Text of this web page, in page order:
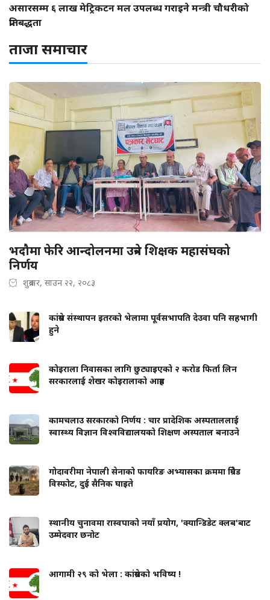
असारसम्म ६ लाख मेट्रिकटन मल उपलब्ध गराइने मन्त्री चौधरीको
प्रतिबद्धता
ताजा समाचार
भदौमा फेरि आन्दोलनमा उत्रने शिक्षक महासंघको
निर्णय
शुक्रबार, साउन २२, २०८३
कांग्रेस संस्थापन इतरको भेलामा पूर्वसभापति देउवा पनि सहभागी
हुने
कोइराला निवासका लागि छुट्याइएको २ करोड फिर्ता लिन
सरकारलाई शेखर कोइरालाको आग्रह
कामचलाउ सरकारको निर्णय : चार प्रादेशिक अस्पताललाई
स्वास्थ्य विज्ञान विश्वविद्यालयको शिक्षण अस्पताल बनाउने
गोदावरीमा नेपाली सेनाको फायरिङ अभ्यासका क्रममा ग्रिनेड
विस्फोट, दुई सैनिक घाइते
स्थानीय चुनावमा रास्वपाको नयाँ प्रयोग, 'क्यान्डिडेट क्लब'बाट
उम्मेदवार छनोट
आगामी २९ को भेला : कांग्रेसको भविष्य !